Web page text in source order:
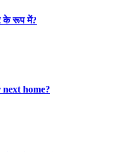
के रूप में?
home?